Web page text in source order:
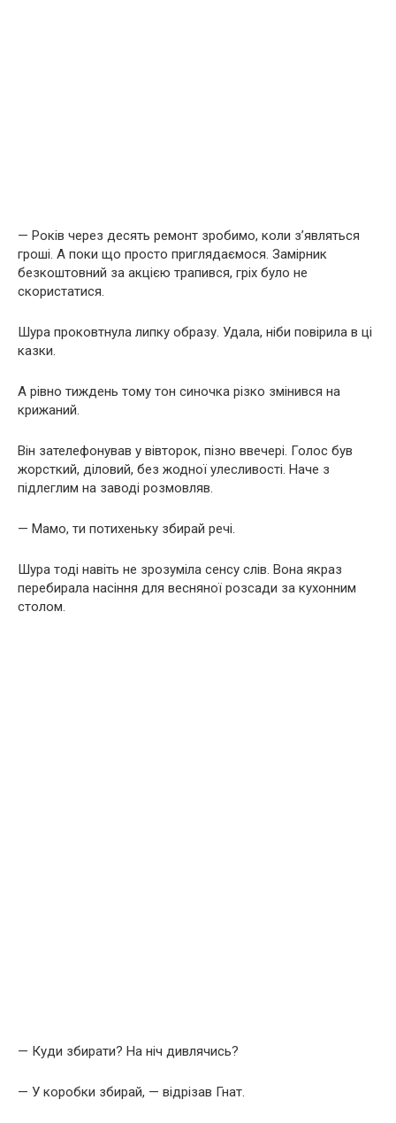
— Років через десять ремонт зробимо, коли з’являться
гроші. А поки що просто приглядаємося. Замірник
безкоштовний за акцією трапився, гріх було не
скористатися.
Шура проковтнула липку образу. Удала, ніби повірила в ці
казки.
А рівно тиждень тому тон синочка різко змінився на
крижаний.
Він зателефонував у вівторок, пізно ввечері. Голос був
жорсткий, діловий, без жодної улесливості. Наче з
підлеглим на заводі розмовляв.
— Мамо, ти потихеньку збирай речі.
Шура тоді навіть не зрозуміла сенсу слів. Вона якраз
перебирала насіння для весняної розсади за кухонним
столом.
— Куди збирати? На ніч дивлячись?
— У коробки збирай, — відрізав Гнат.